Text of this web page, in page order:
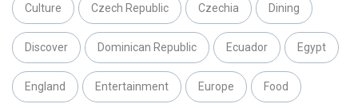
Culture Czech Republic Czechia Dining
Discover Dominican Republic Ecuador Egypt
England Entertainment Europe Food